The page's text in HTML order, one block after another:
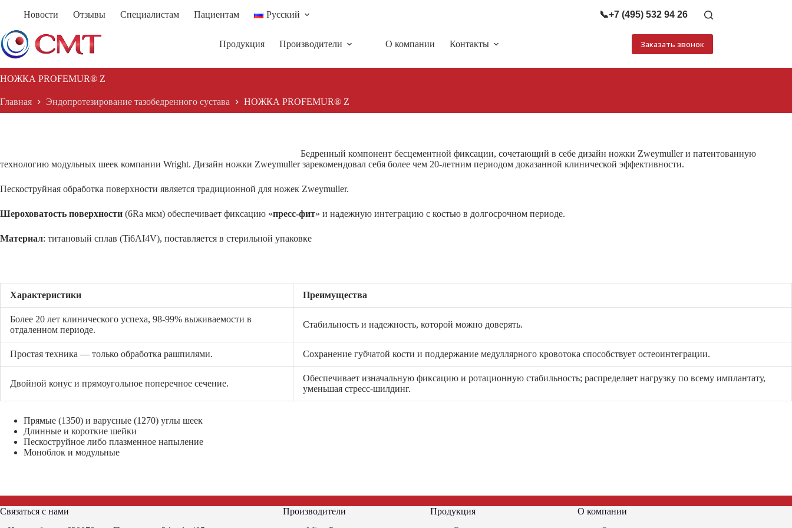
Новости Отзывы Специалистам Пациентам Русский 📞+7 (495) 532 94 26
Продукция Производители О компании Контакты Заказать звонок
НОЖКА PROFEMUR® Z
Главная Эндопротезирование тазобедренного сустава НОЖКА PROFEMUR® Z
Бедренный компонент бесцементной фиксации, сочетающий в себе дизайн ножки Zweymuller и патентованную
технологию модульных шеек компании Wright. Дизайн ножки Zweymuller зарекомендовал себя более чем 20-летним периодом доказанной клинической эффективности.
Пескоструйная обработка поверхности является традиционной для ножек Zweymuller.
Шероховатость поверхности (6Ra мкм) обеспечивает фиксацию «пресс-фит» и надежную интеграцию с костью в долгосрочном периоде.
Материал: титановый сплав (Ti6AI4V), поставляется в стерильной упаковке
Характеристики Преимущества
Более 20 лет клинического успеха, 98-99% выживаемости в
отдаленном периоде.
Стабильность и надежность, которой можно доверять.
Простая техника — только обработка рашпилями. Сохранение губчатой кости и поддержание медуллярного кровотока способствует остеоинтеграции.
Двойной конус и прямоугольное поперечное сечение.
Обеспечивает изначальную фиксацию и ротационную стабильность; распределяет нагрузку по всему имплантату,
уменьшая стресс-шилдинг.
Прямые (1350) и варусные (1270) углы шеек
Длинные и короткие шейки
Пескоструйное либо плазменное напыление
Моноблок и модульные
Связаться с нами
Производители
Продукция
О компании